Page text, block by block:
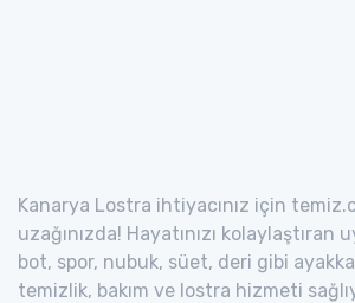
Kanarya Lostra ihtiyacınız için
uzağınızda! Hayatınızı kolaylaştıran
bot, spor, nubuk, süet, deri gibi
temizlik, bakım ve lostra hizmeti